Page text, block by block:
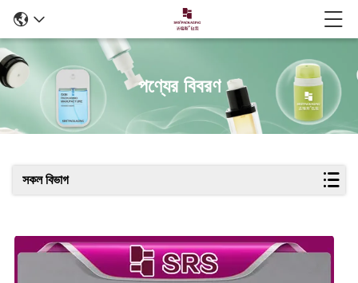
পণ্যের বিবরণ
সকল বিভাগ